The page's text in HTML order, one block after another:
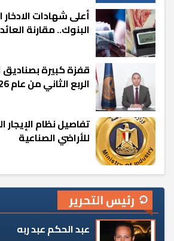
أعلى شهادات
البنوك.. مقارنة
قفزة كبيرة بصناديق
الربع الثاني من عام 2026
تفاصيل نظام الإيجار
للأراضي الصناعية
رئيس التحرير
عبد الحكم عبد ربه